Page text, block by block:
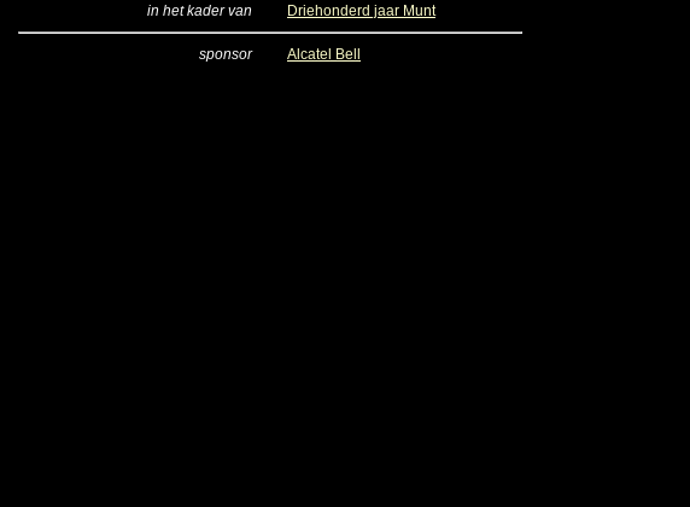
in het kader van Driehonderd jaar Munt
sponsor Alcatel Bell